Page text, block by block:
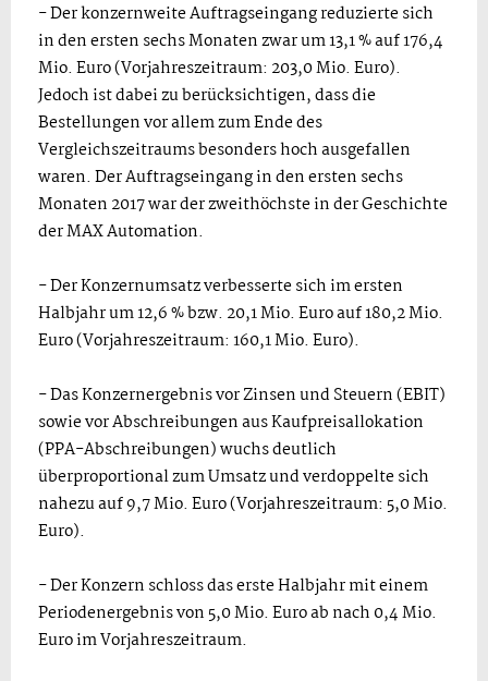
- Der konzernweite Auftragseingang reduzierte sich
in den ersten sechs Monaten zwar um 13,1 % auf 176,4
Mio. Euro (Vorjahreszeitraum: 203,0 Mio. Euro).
Jedoch ist dabei zu berücksichtigen, dass die
Bestellungen vor allem zum Ende des
Vergleichszeitraums besonders hoch ausgefallen
waren. Der Auftragseingang in den ersten sechs
Monaten 2017 war der zweithöchste in der Geschichte
der MAX Automation.
- Der Konzernumsatz verbesserte sich im ersten
Halbjahr um 12,6 % bzw. 20,1 Mio. Euro auf 180,2 Mio.
Euro (Vorjahreszeitraum: 160,1 Mio. Euro).
- Das Konzernergebnis vor Zinsen und Steuern (EBIT)
sowie vor Abschreibungen aus Kaufpreisallokation
(PPA-Abschreibungen) wuchs deutlich
überproportional zum Umsatz und verdoppelte sich
nahezu auf 9,7 Mio. Euro (Vorjahreszeitraum: 5,0 Mio.
Euro).
- Der Konzern schloss das erste Halbjahr mit einem
Periodenergebnis von 5,0 Mio. Euro ab nach 0,4 Mio.
Euro im Vorjahreszeitraum.